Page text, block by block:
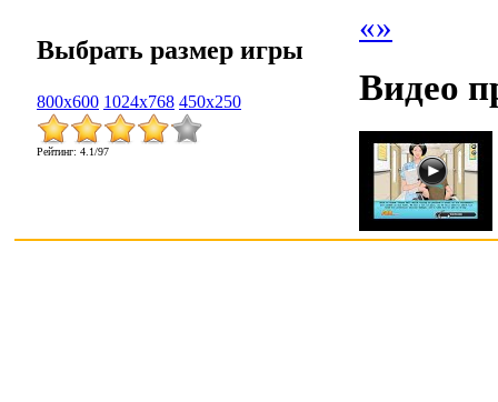
«»
Выбрать размер игры
800x600 1024x768 450x250
Рейтинг: 4.1/97
Видео